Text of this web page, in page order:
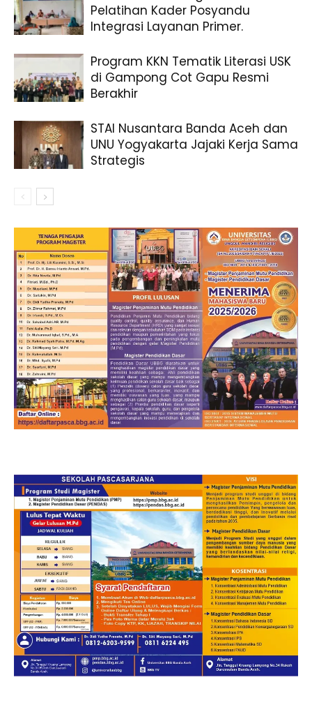
Pelatihan Kader Posyandu
Integrasi Layanan Primer.
Program KKN Tematik Literasi USK
di Gampong Cot Gapu Resmi
Berakhir
STAI Nusantara Banda Aceh dan
UNU Yogyakarta Jajaki Kerja Sama
Strategis